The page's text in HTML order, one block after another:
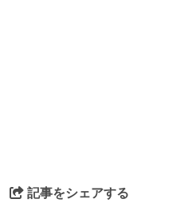
記事をシェアする